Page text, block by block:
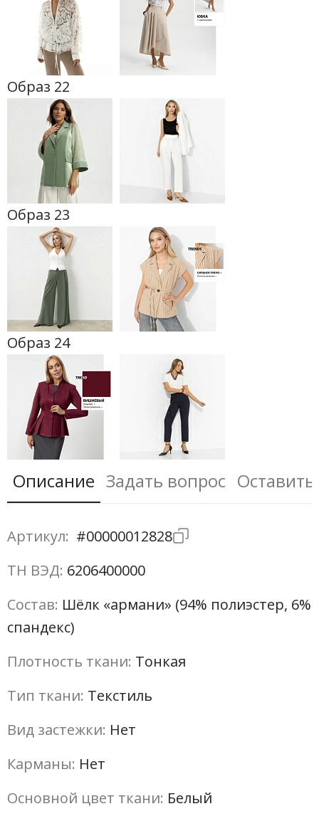
Описание Задать вопрос
Артикул: #00000012828
ТН ВЭД: 6206400000
Состав: Шёлк «армани» (94% полиэстер, 6%
спандекс)
Плотность ткани: Тонкая
Тип ткани: Текстиль
Вид застежки: Нет
Карманы: Нет
Основной цвет ткани: Белый
Образ 22
Образ 23
Образ 24